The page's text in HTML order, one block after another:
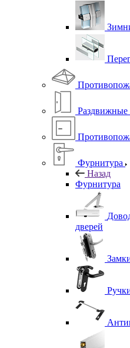
Фурнитура
Назад
Фурнитура
дверей